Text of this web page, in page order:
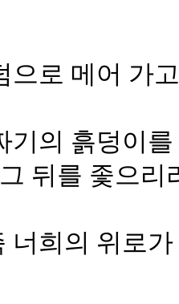
으로 메어 가
기의 흙덩이
뒤를 좇으리
너희의 위로